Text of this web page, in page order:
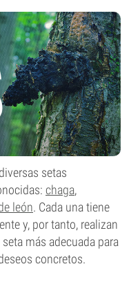
setas
chaga,
león. Cada una tiene
y, por tanto, realizan
más adecuada para
concretos.